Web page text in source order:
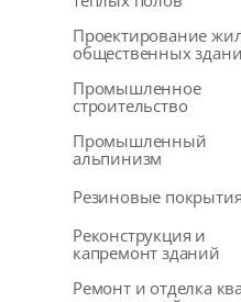
Проектирование
общественных
Промышленное
строительство
Промышленный
альпинизм
Резиновые покрытия
Реконструкция и
капремонт зданий
Ремонт и отделка